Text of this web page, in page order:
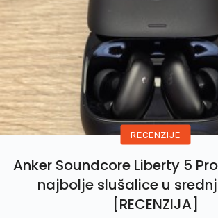
RECENZIJE
Anker Soundcore Liberty 5
najbolje slušalice u
[RECENZIJA]